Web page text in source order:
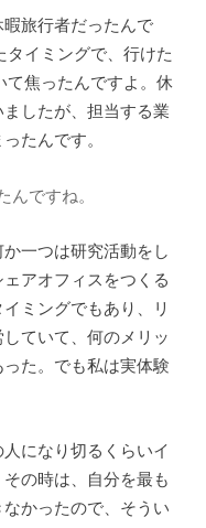
旅行者だったんで
イミングで、行けた
て焦ったんですよ。休
したが、担当する業
たんです。
ですね。
一つは研究活動をし
アオフィスをつくる
ミングでもあり、リ
ていて、何のメリッ
た。でも私は実体験
になり切るくらいイ
の時は、自分を最も
かったので、そうい